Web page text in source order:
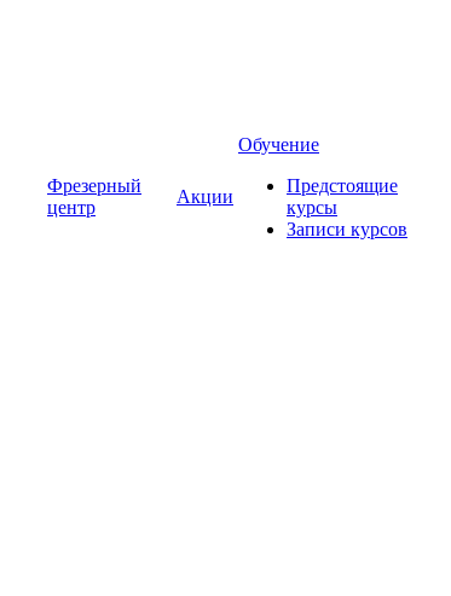
Фрезерный
центр
Акции
Обучение
Предстоящие
курсы
Записи курсов